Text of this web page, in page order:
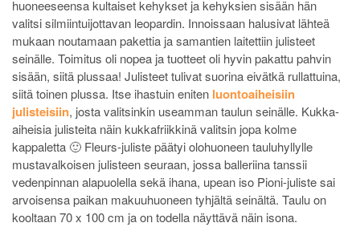
huoneeseensa kultaiset kehykset ja kehyksien sisään hän
valitsi silmiintuijottavan leopardin. Innoissaan halusivat lähteä
mukaan noutamaan pakettia ja samantien laitettiin julisteet
seinälle. Toimitus oli nopea ja tuotteet oli hyvin pakattu pahvin
sisään, siitä plussaa! Julisteet tulivat suorina eivätkä rullattuina,
siitä toinen plussa. Itse ihastuin eniten luontoaiheisiin
julisteisiin, josta valitsinkin useamman taulun seinälle. Kukka-
aiheisia julisteita näin kukkafriikkinä valitsin jopa kolme
kappaletta 🙂 Fleurs-juliste päätyi olohuoneen tauluhyllylle
mustavalkoisen julisteen seuraan, jossa balleriina tanssii
vedenpinnan alapuolella sekä ihana, upean iso Pioni-juliste sai
arvoisensa paikan makuuhuoneen tyhjältä seinältä. Taulu on
kooltaan 70 x 100 cm ja on todella näyttävä näin isona.